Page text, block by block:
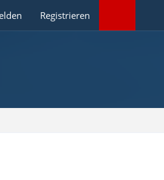
Registrieren